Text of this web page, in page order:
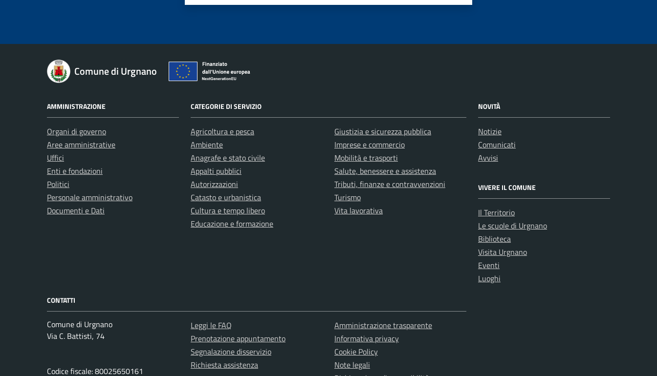
Comune di Urgnano
AMMINISTRAZIONE
Organi di governo
Aree amministrative
Uffici
Enti e fondazioni
Politici
Personale amministrativo
Documenti e Dati
CATEGORIE DI SERVIZIO
Agricoltura e pesca
Ambiente
Anagrafe e stato civile
Appalti pubblici
Autorizzazioni
Catasto e urbanistica
Cultura e tempo libero
Educazione e formazione
Giustizia e sicurezza pubblica
Imprese e commercio
Mobilità e trasporti
Salute, benessere e assistenza
Tributi, finanze e contravvenzioni
Turismo
Vita lavorativa
NOVITÀ
Notizie
Comunicati
Avvisi
VIVERE IL COMUNE
Il Territorio
Le scuole di Urgnano
Biblioteca
Visita Urgnano
Eventi
Luoghi
CONTATTI
Comune di Urgnano
Via C. Battisti, 74
Codice fiscale: 80025650161
Leggi le FAQ
Prenotazione appuntamento
Segnalazione disservizio
Richiesta assistenza
Amministrazione trasparente
Informativa privacy
Cookie Policy
Note legali